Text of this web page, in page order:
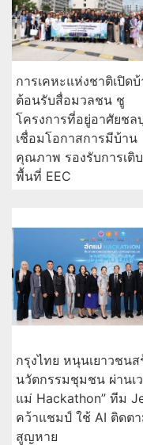
การเคหะแห่งชาติเปิด
ต้อนรับสื่อมวลชน ชู
โครงการที่อยู่อาศัยชล
เชื่อมโอกาสการมีบ้าน
คุณภาพ รองรับการเติ
พื้นที่ EEC
กรุงไทย หนุนเยาวชนส
นวัตกรรมชุมชน ผ่านเ
แม่ Hackathon” ทีม
คว้าแชมป์ ใช้ AI ติดต
สูญหาย